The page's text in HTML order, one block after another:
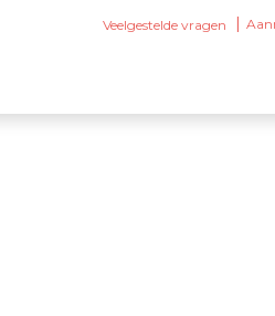
Veelgestelde vragen